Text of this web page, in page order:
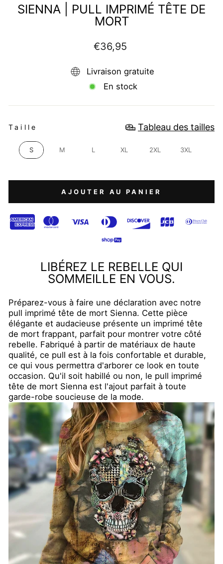
SIENNA | PULL IMPRIMÉ TÊTE DE
MORT
Prix
régulier
€36,95
Livraison gratuite
En stock
Taille Tableau des tailles
S M L XL 2XL 3XL
AJOUTER AU PANIER
LIBÉREZ LE REBELLE QUI
SOMMEILLE EN VOUS.
Préparez-vous à faire une déclaration avec notre
pull imprimé tête de mort Sienna. Cette pièce
élégante et audacieuse présente un imprimé tête
de mort frappant, parfait pour montrer votre côté
rebelle. Fabriqué à partir de matériaux de haute
qualité, ce pull est à la fois confortable et durable,
ce qui vous permettra d'arborer ce look en toute
occasion. Qu'il soit habillé ou non, le pull imprimé
tête de mort Sienna est l'ajout parfait à toute
garde-robe soucieuse de la mode.